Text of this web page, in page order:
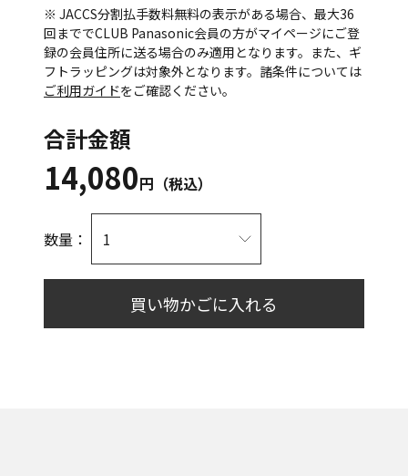
※ JACCS分割払手数料無料の表示がある場合、最大36
回まででCLUB Panasonic会員の方がマイページにご登
録の会員住所に送る場合のみ適用となります。また、ギ
フトラッピングは対象外となります。諸条件については
ご利用ガイドをご確認ください。
合計金額
14,080円（税込）
数量：
買い物かごに入れる